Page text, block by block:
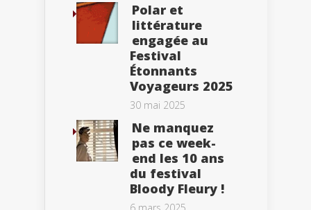
Polar et
littérature
engagée au
Festival
Étonnants
Voyageurs 2025
30 mai 2025
Ne manquez
pas ce week-
end les 10 ans
du festival
Bloody Fleury !